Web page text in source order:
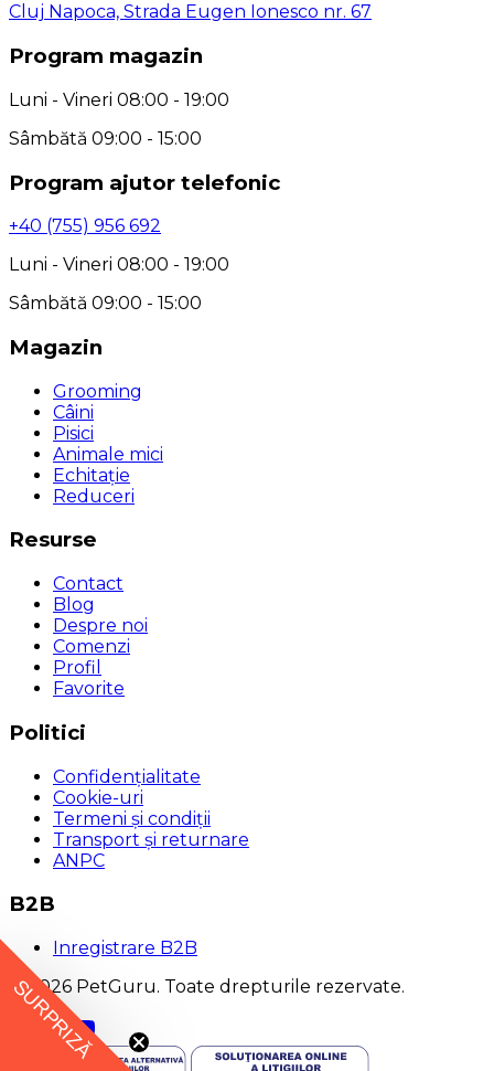
Cluj Napoca, Strada Eugen Ionesco nr. 67
Program magazin
Luni - Vineri 08:00 - 19:00
Sâmbătă 09:00 - 15:00
Program ajutor telefonic
+40 (755) 956 692
Luni - Vineri 08:00 - 19:00
Sâmbătă 09:00 - 15:00
Magazin
Grooming
Câini
Pisici
Animale mici
Echitație
Reduceri
Resurse
Contact
Blog
Despre noi
Comenzi
Profil
Favorite
Politici
Confidențialitate
Cookie-uri
Termeni și condiții
Transport și returnare
ANPC
B2B
Inregistrare B2B
© 2026 PetGuru. Toate drepturile rezervate.
SURPRIZĂ